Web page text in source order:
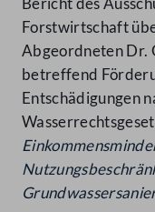
Forstwirtschaft
Abgeordneten Dr.
betreffend
Entschädigungen